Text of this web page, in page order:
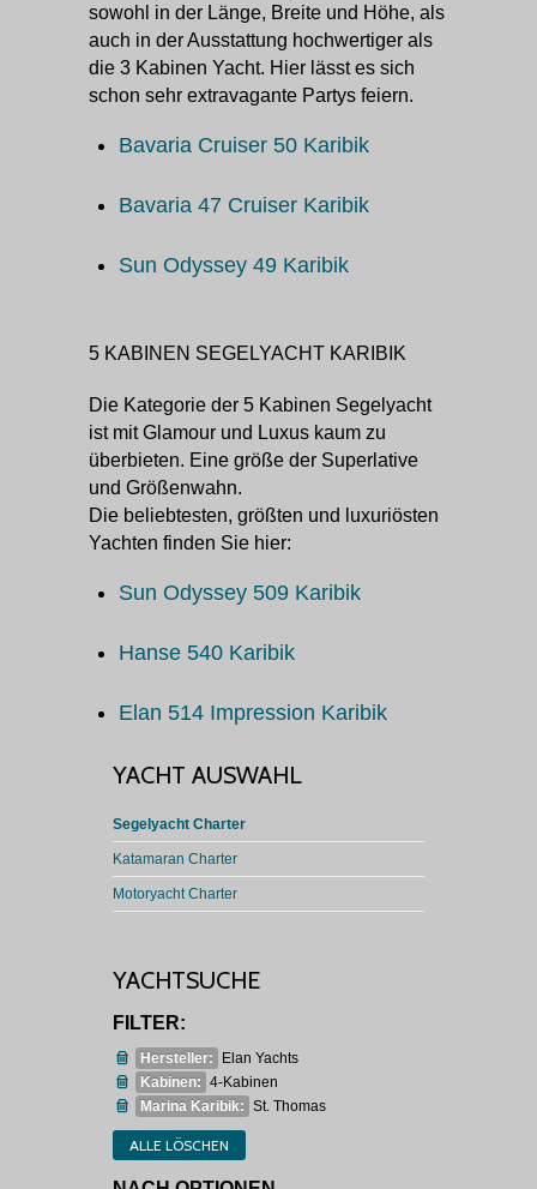
sowohl in der Länge, Breite und Höhe, als
auch in der Ausstattung hochwertiger als
die 3 Kabinen Yacht. Hier lässt es sich
schon sehr extravagante Partys feiern.
Bavaria Cruiser 50 Karibik
Bavaria 47 Cruiser Karibik
Sun Odyssey 49 Karibik
5 KABINEN SEGELYACHT KARIBIK
Die Kategorie der 5 Kabinen Segelyacht
ist mit Glamour und Luxus kaum zu
überbieten. Eine größe der Superlative
und Größenwahn.
Die beliebtesten, größten und luxuriösten
Yachten finden Sie hier:
Sun Odyssey 509 Karibik
Hanse 540 Karibik
Elan 514 Impression Karibik
YACHT AUSWAHL
Segelyacht Charter
Katamaran Charter
Motoryacht Charter
YACHTSUCHE
FILTER:
Hersteller:
Elan Yachts
Kabinen: 4-Kabinen
Marina Karibik: St. Thomas
ALLE LÖSCHEN